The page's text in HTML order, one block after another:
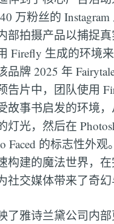
万粉丝的
部拍摄产品以捕捉
Firefly 生成的环境
品牌 2025 年
告片中，团队使用
故事书启发的环境
灯光，然后在
Faced 的标志性外
构建的魔法世界，
社交媒体带来了奇幻
了雅诗兰黛公司内